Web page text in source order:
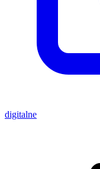
digitalne